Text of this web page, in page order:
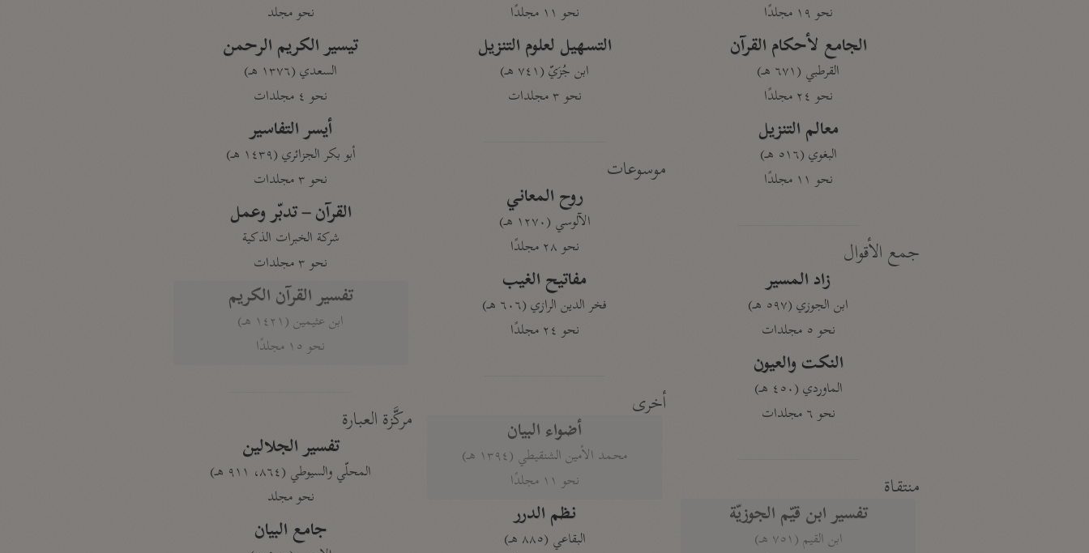
نحو ١٩ مجلدًا
الجامع لأحكام القرآن
القرطبي (٦٧١ هـ)
نحو ٢٤ مجلدًا
معالم التنزيل
البغوي (٥١٦ هـ)
نحو ١١ مجلدًا
جمع الأقوال
زاد المسير
ابن الجوزي (٥٩٧ هـ)
نحو ٥ مجلدات
النكت والعيون
الماوردي (٤٥٠ هـ)
نحو ٦ مجلدات
منتقاة
تفسير ابن قيّم الجوزيّة
ابن القيم (٧٥١ هـ)
نحو ١١ مجلدًا
التسهيل لعلوم التنزيل
ابن جُزَيّ (٧٤١ هـ)
نحو ٣ مجلدات
موسوعات
روح المعاني
الآلوسي (١٢٧٠ هـ)
نحو ٢٨ مجلدًا
مفاتيح الغيب
فخر الدين الرازي (٦٠٦ هـ)
نحو ٢٤ مجلدًا
أخرى
أضواء البيان
محمد الأمين الشنقيطي (١٣٩٤ هـ)
نحو ١١ مجلدًا
نظم الدرر
البقاعي (٨٨٥ هـ)
نحو مجلد
تيسير الكريم الرحمن
السعدي (١٣٧٦ هـ)
نحو ٤ مجلدات
أيسر التفاسير
أبو بكر الجزائري (١٤٣٩ هـ)
نحو ٣ مجلدات
القرآن – تدبّر وعمل
شركة الخبرات الذكية
نحو ٣ مجلدات
تفسير القرآن الكريم
ابن عثيمين (١٤٢١ هـ)
نحو ١٥ مجلدًا
مركَّزة العبارة
تفسير الجلالين
المحلّي والسيوطي (٨٦٤، ٩١١ هـ)
نحو مجلد
جامع البيان